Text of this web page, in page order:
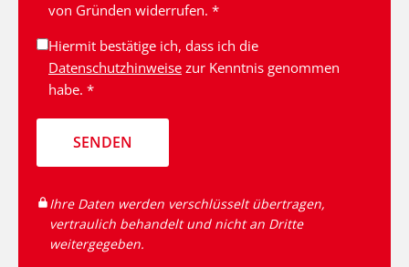
von Gründen widerrufen. *
Hiermit bestätige ich, dass ich die
Datenschutzhinweise zur Kenntnis genommen
habe. *
SENDEN
Ihre Daten werden verschlüsselt übertragen,
vertraulich behandelt und nicht an Dritte
weitergegeben.